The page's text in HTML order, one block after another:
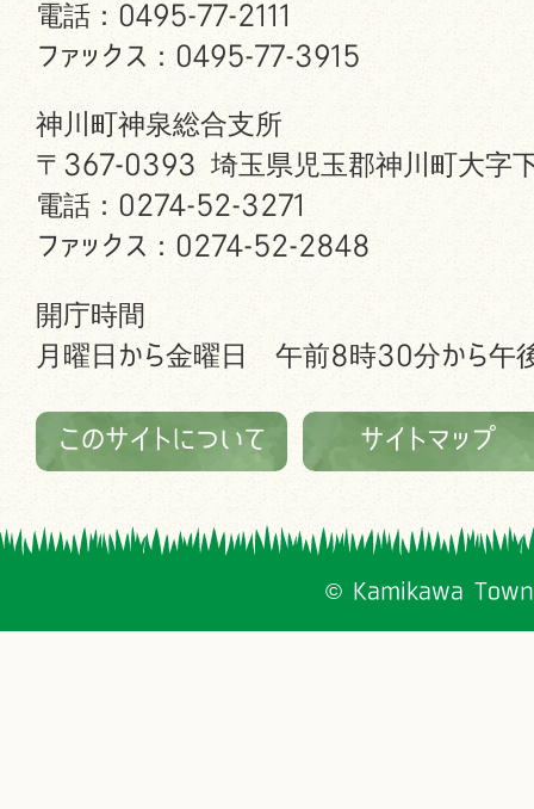
電話：0495-77-2111
ファックス：0495-77-3915
神川町神泉総合支所
〒367-0393 埼玉県児玉郡神川町大字
電話：0274-52-3271
ファックス：0274-52-2848
開庁時間
月曜日から金曜日 午前8時30分から午
このサイトについて サイトマップ
© Kamikawa Town